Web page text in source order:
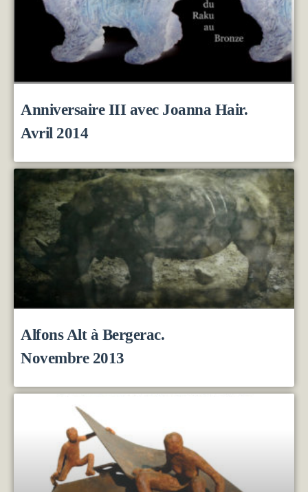
Anniversaire III avec Joanna Hair.
Avril 2014
Alfons Alt à Bergerac.
Novembre 2013